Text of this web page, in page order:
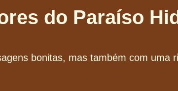
do Paraíso
bonitas, mas também com uma